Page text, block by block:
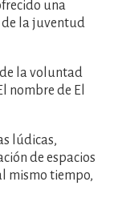
una
de la juventud
la voluntad
nombre de El
lúdicas,
de espacios
mismo tiempo,